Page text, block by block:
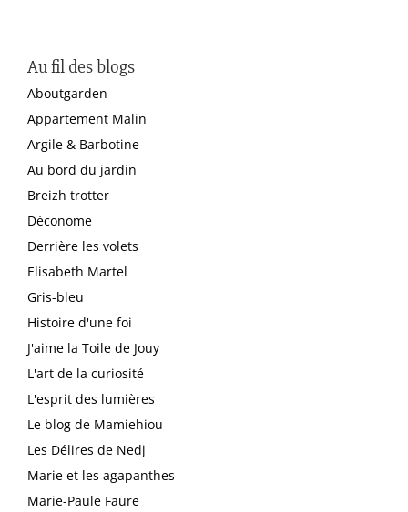
Au fil des blogs
Aboutgarden
Appartement Malin
Argile & Barbotine
Au bord du jardin
Breizh trotter
Déconome
Derrière les volets
Elisabeth Martel
Gris-bleu
Histoire d'une foi
J'aime la Toile de Jouy
L'art de la curiosité
L'esprit des lumières
Le blog de Mamiehiou
Les Délires de Nedj
Marie et les agapanthes
Marie-Paule Faure